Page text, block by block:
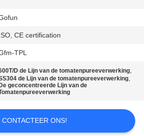
CE certification
TPL
D de Lijn van de tomatenpureeverwerking,
de Lijn van de tomatenpureeverwerking,
De geconcentreerde Lijn van de
CONTACTEER ONS!